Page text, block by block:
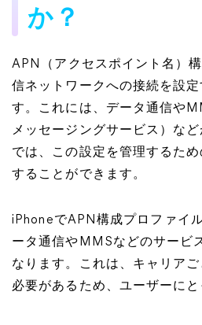
か？
APN（アクセスポイント名）
信ネットワークへの接続を設
す。これには、データ通信や
メッセージングサービス）な
では、この設定を管理するた
することができます。
iPhoneでAPN構成プロファイ
ータ通信やMMSなどのサービ
なります。これは、キャリア
必要があるため、ユーザーにと